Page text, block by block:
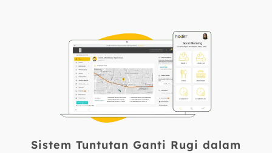
Sistem Tuntutan Ganti Rugi dalam